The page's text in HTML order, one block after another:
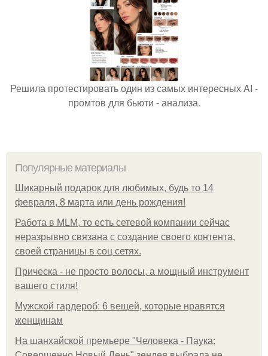
Решила протестировать один из самых интересных AI -
промтов для бьюти - анализа.
Популярные материалы
Шикарный подарок для любимых, будь то 14
февраля, 8 марта или день рождения!
Работа в MLM, то есть сетевой компании сейчас
неразрывно связана с создание своего контента,
своей страницы в соц сетях.
Прическа - не просто волосы, а мощный инструмент
вашего стиля!
Мужской гардероб: 6 вещей, которые нравятся
женщинам
На шанхайской премьере "Человека - Паука: